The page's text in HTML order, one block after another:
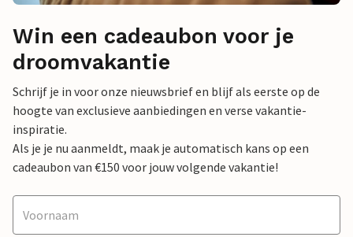
Win een cadeaubon voor je
droomvakantie
Schrijf je in voor onze nieuwsbrief en blijf als eerste op de
hoogte van exclusieve aanbiedingen en verse vakantie-
inspiratie.
Als je je nu aanmeldt, maak je automatisch kans op een
cadeaubon van €150 voor jouw volgende vakantie!